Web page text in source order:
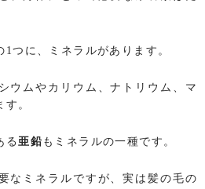
つに、ミネラルがあります。
ウムやカリウム、ナトリウム、マ
。
る亜鉛もミネラルの一種です。
なミネラルですが、実は髪の毛の